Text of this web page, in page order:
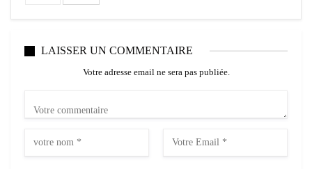
LAISSER UN COMMENTAIRE
Votre adresse email ne sera pas publiée.